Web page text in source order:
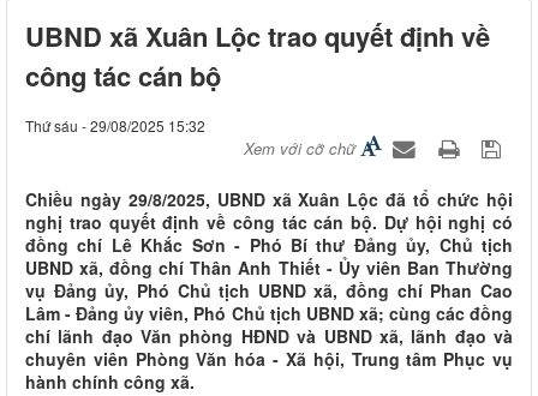
UBND xã Xuân Lộc trao quyết định về
công tác cán bộ
Thứ sáu - 29/08/2025 15:32
Xem với cỡ chữ
Chiều ngày 29/8/2025, UBND xã Xuân Lộc đã tổ chức hội
nghị trao quyết định về công tác cán bộ. Dự hội nghị có
đồng chí Lê Khắc Sơn - Phó Bí thư Đảng ủy, Chủ tịch
UBND xã, đồng chí Thân Anh Thiết - Ủy viên Ban Thường
vụ Đảng ủy, Phó Chủ tịch UBND xã, đồng chí Phan Cao
Lâm - Đảng ủy viên, Phó Chủ tịch UBND xã; cùng các đồng
chí lãnh đạo Văn phòng HĐND và UBND xã, lãnh đạo và
chuyên viên Phòng Văn hóa - Xã hội, Trung tâm Phục vụ
hành chính công xã.